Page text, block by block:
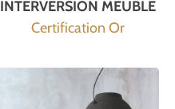
INTERVERSION MEUBLE
Certification Or